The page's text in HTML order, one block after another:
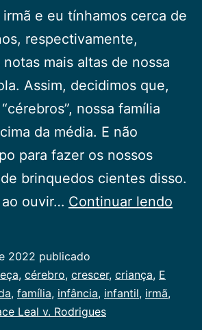
e eu tínhamos cerca de
respectivamente,
mais altas de nossa
Assim, decidimos que,
nossa família
da média. E não
para fazer os nossos
brinquedos cientes disso.
ouvir… Continuar lendo
2022 publicado
, cérebro, crescer, criança, E
, família, infância, infantil, irmã,
Leal v. Rodrigues